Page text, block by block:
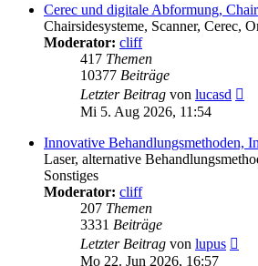
Cerec und digitale Abformung,
Chairsidesysteme, Scanner, Cerec,
Moderator: cliff
417 Themen
10377 Beiträge
Letzter Beitrag von lucasd
Mi 5. Aug 2026, 11:54
Innovative Behandlungsmethoden,
Laser, alternative
Sonstiges
Moderator: cliff
207 Themen
3331 Beiträge
Letzter Beitrag von lupus
Mo 22. Jun 2026, 16:57